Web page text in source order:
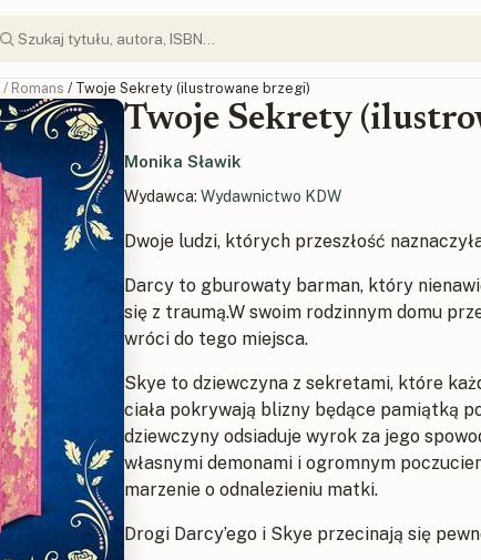
/ Romans / Twoje Sekrety (ilustrowane brzegi)
Twoje Sekrety
Monika Sławik
Wydawca: Wydawnictwo KDW
Dwoje ludzi, których przeszłość
Darcy to gburowaty barman, który
się z traumą.W swoim rodzinnym domu
wróci do tego miejsca.
Skye to dziewczyna z sekretami, które
ciała pokrywają blizny będące pamiątką
dziewczyny odsiaduje wyrok za jego
własnymi demonami i ogromnym
marzenie o odnalezieniu matki.
Drogi Darcy’ego i Skye przecinają się